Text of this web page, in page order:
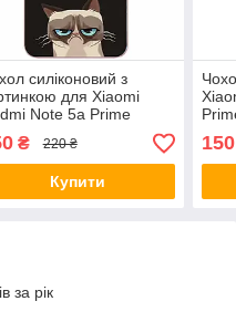
силіконовий з
для Xiaomi
Note 5a Prime
кіт
₴ 220 ₴
Купити
150
за рік